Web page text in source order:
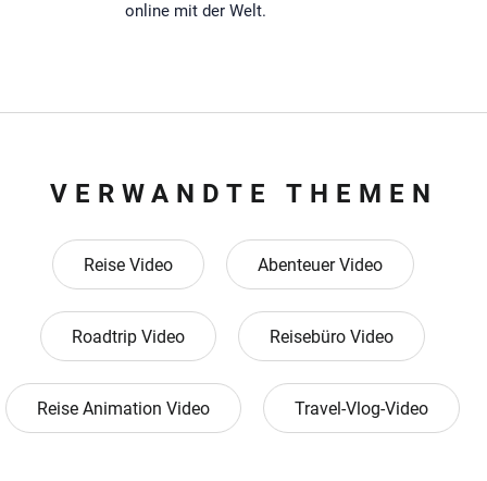
online mit der Welt.
VERWANDTE THEMEN
Reise Video Abenteuer Video
Roadtrip Video Reisebüro Video
Reise Animation Video Travel-Vlog-Video